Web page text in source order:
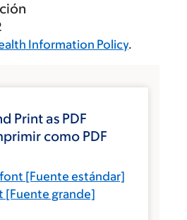
Information Policy.
Print as PDF
como PDF
[Fuente estándar]
[Fuente grande]